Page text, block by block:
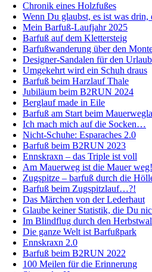
Chronik eines Holzfußes
Wenn Du glaubst, es ist was drin,
Mein Barfuß-Laufjahr 2025
Barfuß auf dem Klettersteig
Barfußwanderung über den
Designer-Sandalen für den Urlaub
Umgekehrt wird ein Schuh draus
Barfuß beim Harzlauf Thale
Jubiläum beim B2RUN 2024
Berglauf made in Eile
Barfuß am Start beim
Ich mach mich auf die Socken…
Nicht-Schuhe: Esparaches 2.0
Barfuß beim B2RUN 2023
Ennskraxn – das Triple ist voll
Am Mauerweg ist die Mauer weg!
Zugspitze – barfuß durch die
Barfuß beim Zugspitzlauf…?!
Das Märchen von der Lederhaut
Glaube keiner Statistik, die Du
Im Blindflug durch den
Die ganze Welt ist Barfußpark
Ennskraxn 2.0
Barfuß beim B2RUN 2022
100 Meilen für die Erinnerung